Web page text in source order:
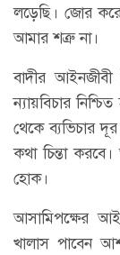
লড়েছি। জোর
আমার শত্রু না।
বাদীর আইনজীবী
ন্যায়বিচার
থেকে ব্যভিচার
কথা চিন্তা করবে।
হোক।
আসামিপক্ষের
খালাস পাবেন